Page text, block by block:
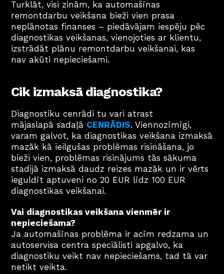
Turklāt, visi zinām, ka automašīnas
remontdarbu veikšana bieži vien prasa
neplānotas finanses – piedāvājam iespēju pēc
diagnostikas veikšanas, vienojoties ar klientu,
izstrādāt plānu remontdarbu veikšanai, kas
nav akūti nepieciešami.
Cik izmaksā diagnostika?
Diagnostiku cenrādi tu vari atrast
mājaslapā sadaļā CENRĀDIS. Viennozīmīgi,
varam galvot, ka diagnostikas veikšana izmaksā
mazāk kā ieilgušas problēmas risināšana, jo
bieži vien, problēmas risinājums tās sākuma
stadijā izmaksā daudz reizes mazāk un ir vērts
ieguldīt aptuveni no 20 EUR līdz 100 EUR
diagnostikas veikšanai.
Vai diagnostikas veikšana vienmēr ir
nepieciešama?
Ja automašīnas problēma ir acīm redzama un
autoservisa centra speciālisti apgalvo, ka
diagnostiku veikt nav nepieciešams, tad tā var
netikt veikta.